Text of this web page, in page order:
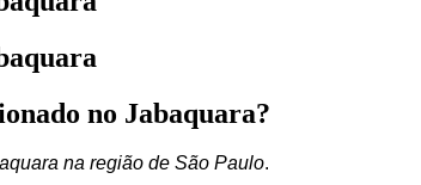
no Jabaquara?
na região de São Paulo.